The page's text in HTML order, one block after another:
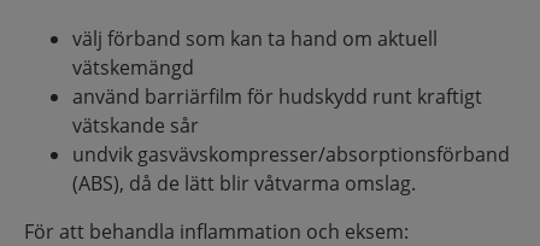
välj förband som kan ta hand om aktuell
vätskemängd
använd barriärfilm för hudskydd runt kraftigt
vätskande sår
undvik gasvävskompresser/absorptionsförband
(ABS), då de lätt blir våtvarma omslag.
För att behandla inflammation och eksem: